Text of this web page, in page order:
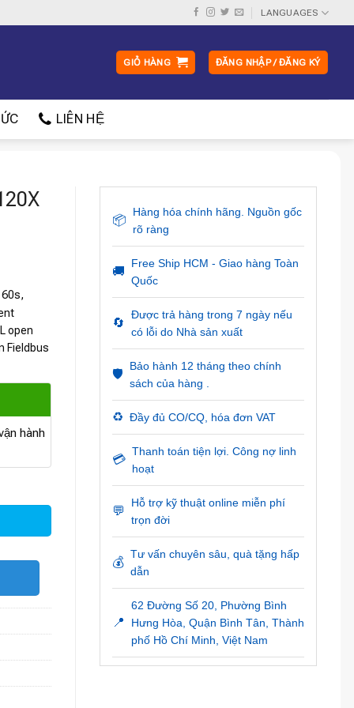
LANGUAGES
GIỎ HÀNG ĐĂNG NHẬP / ĐĂNG KÝ
LIÊN HỆ
60s,
open
Fieldbus
hành
📦
Hàng hóa chính hãng. Nguồn gốc
rõ ràng
🚚
Free Ship HCM - Giao hàng Toàn
Quốc
🔄
Được trả hàng trong 7 ngày nếu
có lỗi do Nhà sản xuất
🛡️
Bảo hành 12 tháng theo chính
sách của hàng .
♻️ Đầy đủ CO/CQ, hóa đơn VAT
💳
Thanh toán tiện lợi. Công nợ linh
hoạt
💬
Hỗ trợ kỹ thuật online miễn phí
trọn đời
💰
Tư vấn chuyên sâu, quà tặng hấp
dẫn
📍
62 Đường Số 20, Phường Bình
Hưng Hòa, Quận Bình Tân, Thành
phố Hồ Chí Minh, Việt Nam